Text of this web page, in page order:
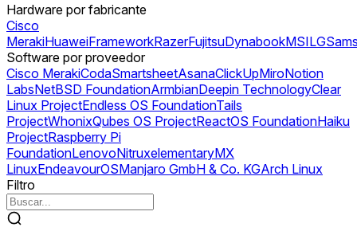
Hardware por fabricante
Cisco
MerakiHuaweiFrameworkRazerFujitsuDynabookMSILG
Software por proveedor
Cisco MerakiCodaSmartsheetAsanaClickUpMiroNotion
LabsNetBSD FoundationArmbianDeepin TechnologyClear
Linux ProjectEndless OS FoundationTails
ProjectWhonixQubes OS ProjectReactOS FoundationHaiku
ProjectRaspberry Pi
FoundationLenovoNitruxelementaryMX
LinuxEndeavourOSManjaro GmbH & Co. KGArch Linux
Filtro